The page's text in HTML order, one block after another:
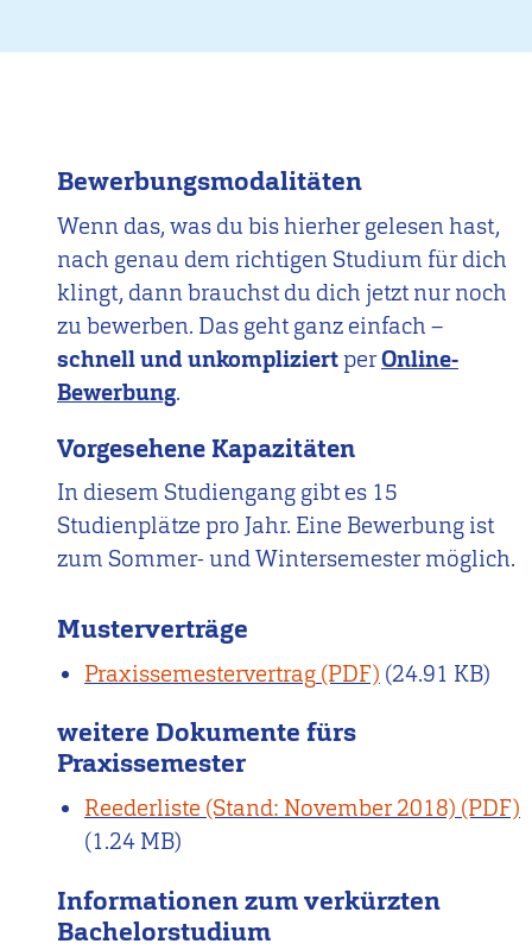
Flensburger
Bewerbungsmodalitäten
Wenn das, was du bis hierher gelesen hast,
nach genau dem richtigen Studium für dich
klingt, dann brauchst du dich jetzt nur noch
zu bewerben. Das geht ganz einfach –
schnell und unkompliziertperOnline-
Bewerbung.
Vorgesehene Kapazitäten
In diesem Studiengang gibt es 15
Studienplätze pro Jahr. Eine Bewerbung ist
zum Sommer- und Wintersemester möglich.
Musterverträge
Praxissemestervertrag (24.91 KB)
weitere Dokumente fürs
Praxissemester
Reederliste (Stand: November 2018)
(1.24 MB)
Informationen zum verkürzten
Bachelorstudium